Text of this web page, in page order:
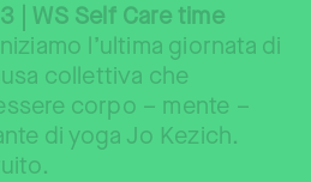
| WS Self Care time
l’ultima giornata di
collettiva che
corpo – mente –
di yoga Jo Kezich.